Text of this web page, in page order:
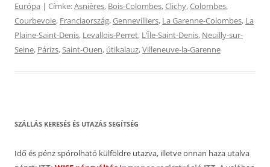
Európa | Címke:Asnières, Bois-Colombes,Clichy,Colombes,
Courbevoie, Franciaország,Gennevilliers, La Garenne-Colombes, La
Plaine-Saint-Denis, Levallois-Perret, LʼÎle-Saint-Denis, Neuilly-sur-
Seine, Párizs,Saint-Ouen, útikalauz,Villeneuve-la-Garenne
SZÁLLÁS KERESÉS ÉS UTAZÁS SEGÍTSÉG
Idő és pénz spórolható külföldre utazva, illetve onnan haza utalva